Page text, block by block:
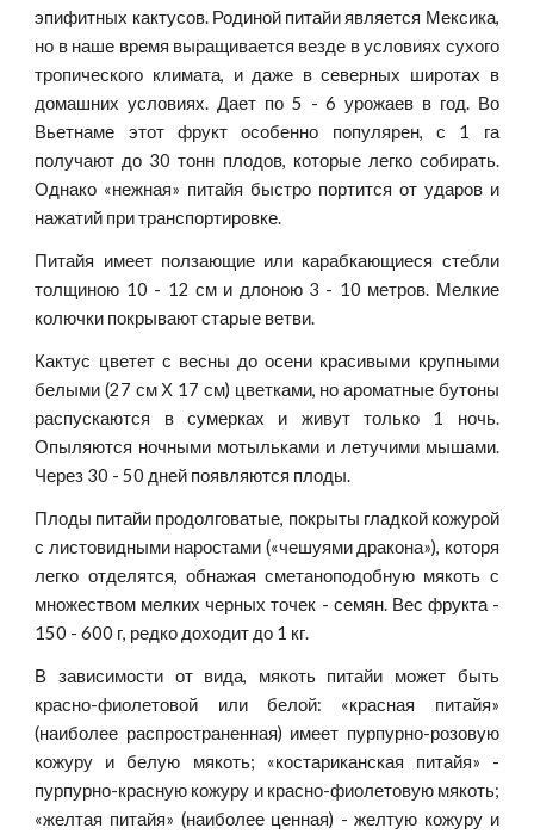
эпифитных кактусов. Родиной питайи является Мексика,
но в наше время выращивается везде в условиях сухого
тропического климата, и даже в северных широтах в
домашних условиях. Дает по 5 - 6 урожаев в год. Во
Вьетнаме этот фрукт особенно популярен, с 1 га
получают до 30 тонн плодов, которые легко собирать.
Однако «нежная» питайя быстро портится от ударов и
нажатий при транспортировке.
Питайя имеет ползающие или карабкающиеся стебли
толщиною 10 - 12 см и длоною 3 - 10 метров. Мелкие
колючки покрывают старые ветви.
Кактус цветет с весны до осени красивыми крупными
белыми (27 см Х 17 см) цветками, но ароматные бутоны
распускаются в сумерках и живут только 1 ночь.
Опыляются ночными мотыльками и летучими мышами.
Через 30 - 50 дней появляются плоды.
Плоды питайи продолговатые, покрыты гладкой кожурой
с листовидными наростами («чешуями дракона»), которя
легко отделятся, обнажая сметаноподобную мякоть с
множеством мелких черных точек - семян. Вес фрукта -
150 - 600 г, редко доходит до 1 кг.
В зависимости от вида, мякоть питайи может быть
красно-фиолетовой или белой: «красная питайя»
(наиболее распространенная) имеет пурпурно-розовую
кожуру и белую мякоть; «костариканская питайя» -
пурпурно-красную кожуру и красно-фиолетовую мякоть;
«желтая питайя» (наиболее ценная) - желтую кожуру и